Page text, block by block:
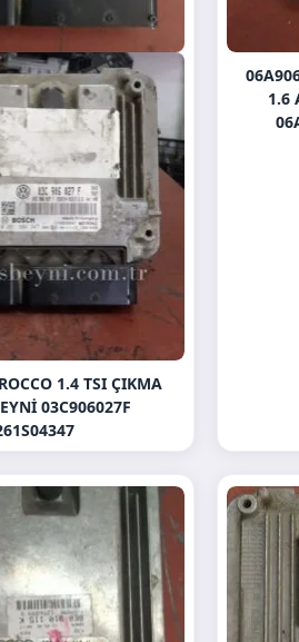
1.4 TSI ÇIKMA
03C906027F
1.6